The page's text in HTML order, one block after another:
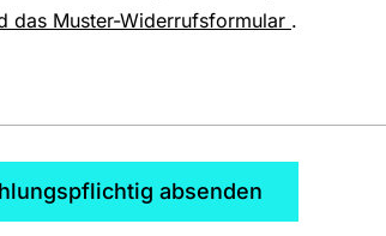
das Muster-Widerrufsformular .
absenden